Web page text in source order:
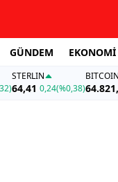
GÜNDEM EKONOMİ
STERLIN
64,41 0,24(%0,38)
BITCOIN